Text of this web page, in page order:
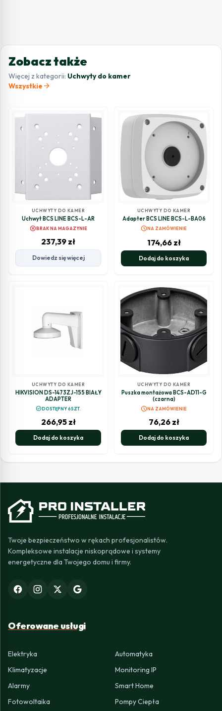
Zobacz także
Więcej z kategorii: Uchwyty do kamer
Wszystkie arrow_forward
UCHWYTY DO KAMER
Uchwyt BCS LINE BCS-L-AR
cancelBRAK NA MAGAZYNIE
237,39 zł
Dowiedz się więcej
UCHWYTY DO KAMER
Adapter BCS LINE BCS-L-BA06
scheduleNA ZAMÓWIENIE
174,66 zł
Dodaj do koszyka
UCHWYTY DO KAMER
HIKVISION DS-1473ZJ-155 BIAŁY
ADAPTER
check_circleDOSTĘPNY 6SZT.
266,95 zł
Dodaj do koszyka
UCHWYTY DO KAMER
Puszka montażowa BCS-AD11-G
(czarna)
scheduleNA ZAMÓWIENIE
76,26 zł
Dodaj do koszyka
Twoje bezpieczeństwo w rękach profesjonalistów.
Kompleksowe instalacje niskoprądowe i systemy
energetyczne dla Twojego domu i firmy.
Oferowane usługi
Elektryka
Automatyka
Klimatyzacje
Monitoring IP
Alarmy
Smart Home
Fotowoltaika
Pompy Ciepła